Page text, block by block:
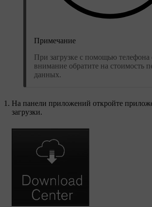
Примечание
При загрузке с помощью телефона
внимание обратите на стоимость
данных.
На панели приложений откройте
загрузки.